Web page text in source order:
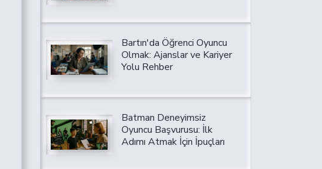
Bartın'da Öğrenci Oyuncu
Olmak: Ajanslar ve Kariyer
Yolu Rehber
Batman Deneyimsiz
Oyuncu Başvurusu: İlk
Adımı Atmak İçin İpuçları